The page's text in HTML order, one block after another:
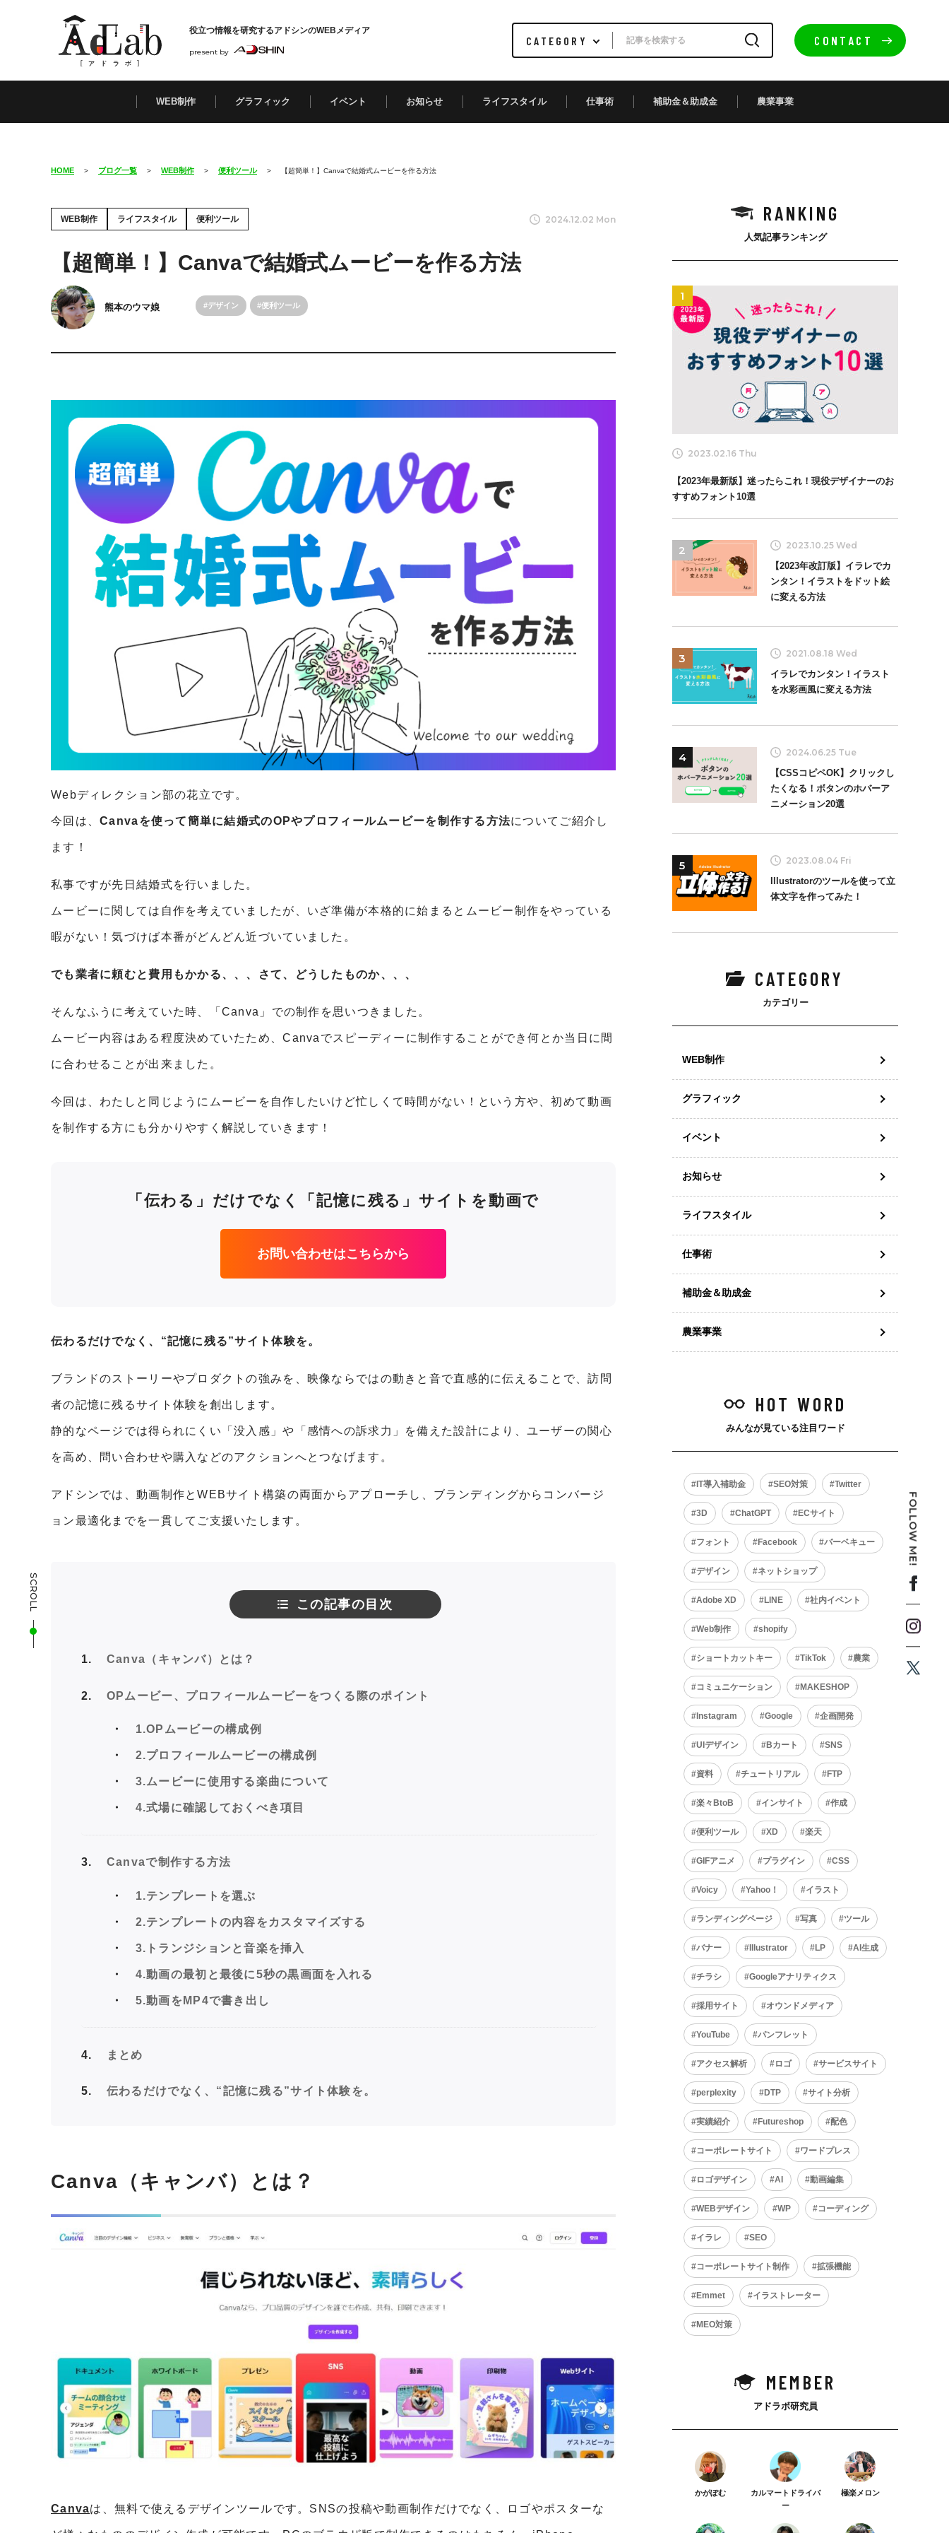
役立つ情報を研究するアドシンのWEBメディア
present by
CONTACT
WEB制作 グラフィック イベント お知らせ ライフスタイル 仕事術 補助金＆助成金 農業事業
SCROLL
FOLLOW ME!
HOME > ブログ一覧 > WEB制作 > 便利ツール > 【超簡単！】Canvaで結婚式ムービーを作る方法
WEB制作 ライフスタイル 便利ツール 2024.12.02 Mon
【超簡単！】Canvaで結婚式ムービーを作る方法
熊本のウマ娘 デザイン 便利ツール
Webディレクション部の花立です。
今回は、Canvaを使って簡単に結婚式のOPやプロフィールムービーを制作する方法についてご紹介し
ます！
私事ですが先日結婚式を行いました。
ムービーに関しては自作を考えていましたが、いざ準備が本格的に始まるとムービー制作をやっている
暇がない！気づけば本番がどんどん近づいていました。
でも業者に頼むと費用もかかる、、、さて、どうしたものか、、、
そんなふうに考えていた時、「Canva」での制作を思いつきました。
ムービー内容はある程度決めていたため、Canvaでスピーディーに制作することができ何とか当日に間
に合わせることが出来ました。
今回は、わたしと同じようにムービーを自作したいけど忙しくて時間がない！という方や、初めて動画
を制作する方にも分かりやすく解説していきます！
「伝わる」だけでなく「記憶に残る」サイトを動画で
お問い合わせはこちらから
伝わるだけでなく、“記憶に残る”サイト体験を。
ブランドのストーリーやプロダクトの強みを、映像ならではの動きと音で直感的に伝えることで、訪問
者の記憶に残るサイト体験を創出します。
静的なページでは得られにくい「没入感」や「感情への訴求力」を備えた設計により、ユーザーの関心
を高め、問い合わせや購入などのアクションへとつなげます。
アドシンでは、動画制作とWEBサイト構築の両面からアプローチし、ブランディングからコンバージ
ョン最適化までを一貫してご支援いたします。
この記事の目次
1 Canva（キャンバ）とは？
2 OPムービー、プロフィールムービーをつくる際のポイント
1.OPムービーの構成例
2.プロフィールムービーの構成例
3.ムービーに使用する楽曲について
4.式場に確認しておくべき項目
3 Canvaで制作する方法
1.テンプレートを選ぶ
2.テンプレートの内容をカスタマイズする
3.トランジションと音楽を挿入
4.動画の最初と最後に5秒の黒画面を入れる
5.動画をMP4で書き出し
4 まとめ
5 伝わるだけでなく、“記憶に残る”サイト体験を。
Canva（キャンバ）とは？
Canvaは、無料で使えるデザインツールです。SNSの投稿や動画制作だけでなく、ロゴやポスターな
RANKING
人気記事ランキング
1
2023.02.16 Thu
【2023年最新版】迷ったらこれ！現役デザイナーのお
すすめフォント10選
2
2023.10.25 Wed
【2023年改訂版】イラレでカ
ンタン！イラストをドット絵
に変える方法
3
2021.08.18 Wed
イラレでカンタン！イラスト
を水彩画風に変える方法
4
2024.06.25 Tue
【CSSコピペOK】クリックし
たくなる！ボタンのホバーア
ニメーション20選
5
2023.08.04 Fri
Illustratorのツールを使って立
体文字を作ってみた！
CATEGORY
カテゴリー
WEB制作
グラフィック
イベント
お知らせ
ライフスタイル
仕事術
補助金＆助成金
農業事業
HOT WORD
みんなが見ている注目ワード
IT導入補助金 SEO対策 Twitter
3D ChatGPT ECサイト
フォント Facebook バーベキュー
デザイン ネットショップ
Adobe XD LINE 社内イベント
Web制作 shopify
ショートカットキー TikTok 農業
コミュニケーション MAKESHOP
Instagram Google 企画開発
UIデザイン Bカート SNS
資料 チュートリアル FTP
楽々BtoB インサイト 作成
便利ツール XD 楽天
GIFアニメ プラグイン CSS
Voicy Yahoo！ イラスト
ランディングページ 写真 ツール
バナー Illustrator LP AI生成
チラシ Googleアナリティクス
採用サイト オウンドメディア
YouTube パンフレット
アクセス解析 ロゴ サービスサイト
perplexity DTP サイト分析
実績紹介 Futureshop 配色
コーポレートサイト ワードプレス
ロゴデザイン AI 動画編集
WEBデザイン WP コーディング
イラレ SEO
コーポレートサイト制作 拡張機能
Emmet イラストレーター
MEO対策
MEMBER
アドラボ研究員
かがぽむ
カルマートドライバ
ー
極楽メロン